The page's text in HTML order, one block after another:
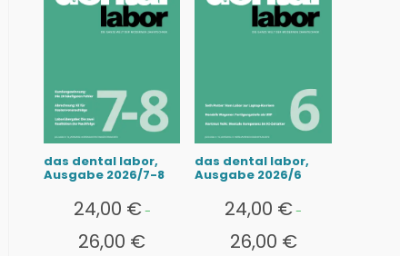
das dental labor,
Ausgabe 2026/7-8
24,00 €-
26,00 €
das dental labor,
Ausgabe 2026/6
24,00 €-
26,00 €